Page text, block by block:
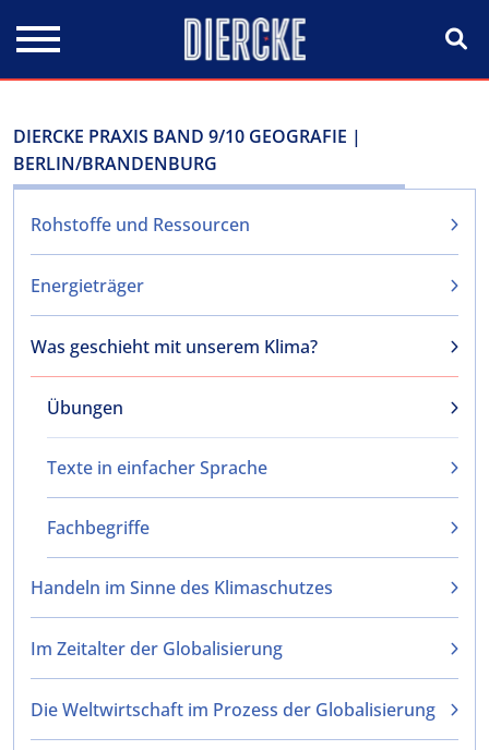
DIERCKE PRAXIS BAND 9/10 GEOGRAFIE |
BERLIN/BRANDENBURG
Rohstoffe und Ressourcen
Energieträger
Was geschieht mit unserem Klima?
Übungen
Texte in einfacher Sprache
Fachbegriffe
Handeln im Sinne des Klimaschutzes
Im Zeitalter der Globalisierung
Die Weltwirtschaft im Prozess der Globalisierung